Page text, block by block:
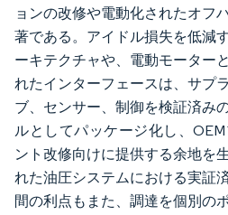
ョンの改修や電動化されたオフ
著である。アイドル損失を低減
ーキテクチャや、電動モーター
れたインターフェースは、サプ
ブ、センサー、制御を検証済み
ルとしてパッケージ化し、
ント改修向けに提供する余地を
れた油圧システムにおける実証
間の利点もまた、調達を個別の